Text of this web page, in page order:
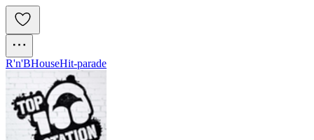
R'n'BHouseHit-parade